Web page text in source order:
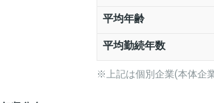
平均年齢
平均勤続年数
※上記は個別企業(本体企